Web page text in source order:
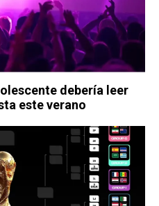
debería leer
este verano